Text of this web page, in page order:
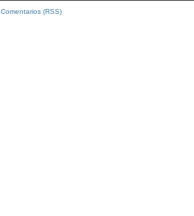
Comentarios (RSS)